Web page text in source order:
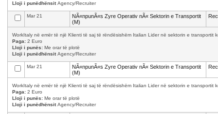
Lloji i punëdhënsitAgency/Recruiter
Mar 21
NÃ«npunÃ«s Zyre Operativ nÃ« Sektorin e Transportit
(M)
WorkItaly në emër të një Klienti të saj të rëndësishëm Italian Lider në sektorin e transportit
Paga: 2 Euro
Lloji i punës: Me orar të plotë
Lloji i punëdhënsitAgency/Recruiter
Mar 21
NÃ«npunÃ«s Zyre Operativ nÃ« Sektorin e Transportit
(M)
WorkItaly në emër të një Klienti të saj të rëndësishëm Italian Lider në sektorin e transportit
Paga: 2 Euro
Lloji i punës: Me orar të plotë
Lloji i punëdhënsitAgency/Recruiter